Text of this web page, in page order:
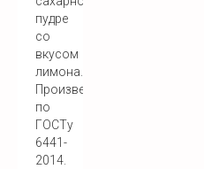
пудре
со
вкусом
лимона.
Произведен
по
ГОСТу
6441-
2014.